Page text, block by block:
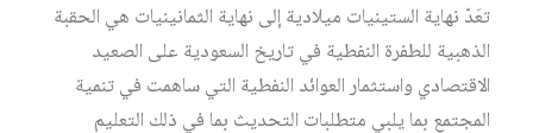
تعَدّ نهاية الستينيات ميلادية إلى نهاية الثمانينيات هي الحقبة
الذهبية للطفرة النفطية في تاريخ السعودية على الصعيد
الاقتصادي واستثمار العوائد النفطية التي ساهمت في تنمية
المجتمع بما يلبي متطلبات التحديث بما في ذلك التعليم